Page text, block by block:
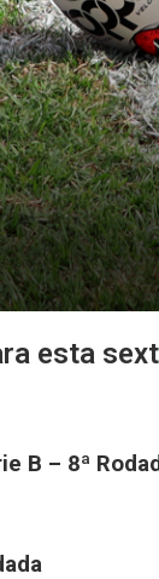
esta
B – 8ª